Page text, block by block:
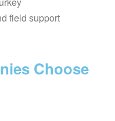
field support
Choose